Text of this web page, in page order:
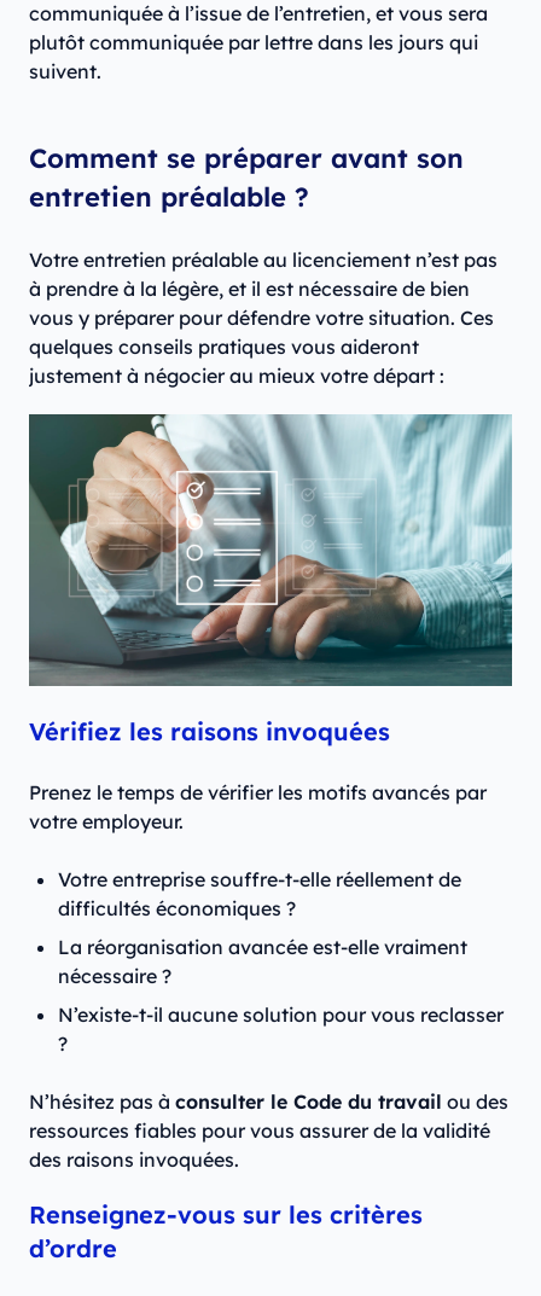
communiquée à l’issue de l’entretien, et vous sera
plutôt communiquée par lettre dans les jours qui
suivent.
Comment se préparer avant son
entretien préalable ?
Votre entretien préalable au licenciement n’est pas
à prendre à la légère, et il est nécessaire de bien
vous y préparer pour défendre votre situation. Ces
quelques conseils pratiques vous aideront
justement à négocier au mieux votre départ :
Vérifiez les raisons invoquées
Prenez le temps de vérifier les motifs avancés par
votre employeur.
Votre entreprise souffre-t-elle réellement de
difficultés économiques ?
La réorganisation avancée est-elle vraiment
nécessaire ?
N’existe-t-il aucune solution pour vous reclasser
?
N’hésitez pas à consulter le Code du travail ou des
ressources fiables pour vous assurer de la validité
des raisons invoquées.
Renseignez-vous sur les critères
d’ordre